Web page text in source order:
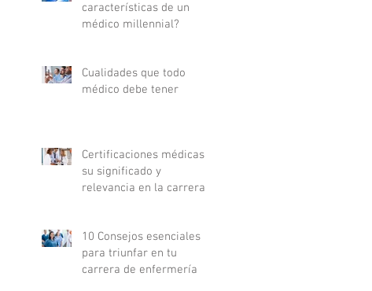
características de un
médico millennial?
Cualidades que todo
médico debe tener
Certificaciones médicas:
su significado y
relevancia en la carrera
10 Consejos esenciales
para triunfar en tu
carrera de enfermería